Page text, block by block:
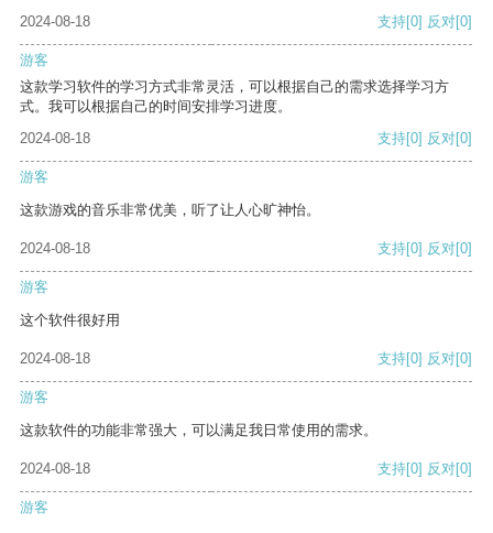
2024-08-18 支持[0] 反对[0]
游客
这款学习软件的学习方式非常灵活，可以根据自己的需求选择学习方
式。我可以根据自己的时间安排学习进度。
2024-08-18
支持[0] 反对[0]
游客
这款游戏的音乐非常优美，听了让人心旷神怡。
2024-08-18 支持[0] 反对[0]
游客
这个软件很好用
2024-08-18 支持[0] 反对[0]
游客
这款软件的功能非常强大，可以满足我日常使用的需求。
2024-08-18 支持[0] 反对[0]
游客